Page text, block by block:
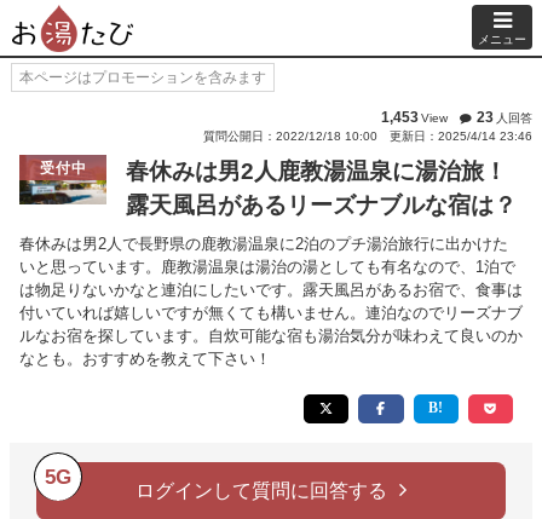
メニュー
本ページはプロモーションを含みます
1,453View 23 人回答
質問公開日：2022/12/18 10:00
更新日：2025/4/14 23:46
受付中
春休みは男2人鹿教湯温泉に湯治旅！
露天風呂があるリーズナブルな宿は？
春休みは男2人で長野県の鹿教湯温泉に2泊のプチ湯治旅行に出かけた
いと思っています。鹿教湯温泉は湯治の湯としても有名なので、1泊で
は物足りないかなと連泊にしたいです。露天風呂があるお宿で、食事は
付いていれば嬉しいですが無くても構いません。連泊なのでリーズナブ
ルなお宿を探しています。自炊可能な宿も湯治気分が味わえて良いのか
なとも。おすすめを教えて下さい！
5G
ログインして質問に回答する